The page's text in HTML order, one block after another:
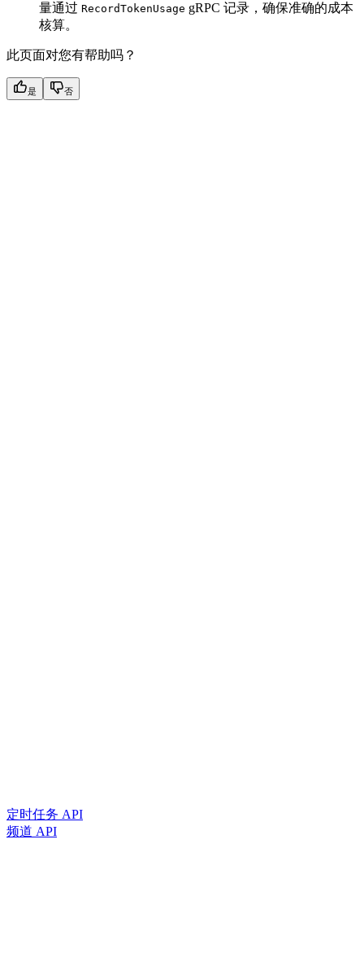
量通过 RecordTokenUsage gRPC 记录，确保准确的成本
核算。
此页面对您有帮助吗？
是 否
定时任务 API
频道 API